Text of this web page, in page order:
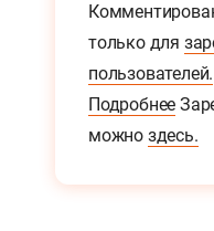
только для
пользователей.
Подробнее
можно здесь.